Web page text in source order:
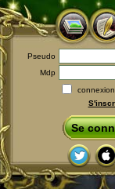
Pseudo
Mdp
Se